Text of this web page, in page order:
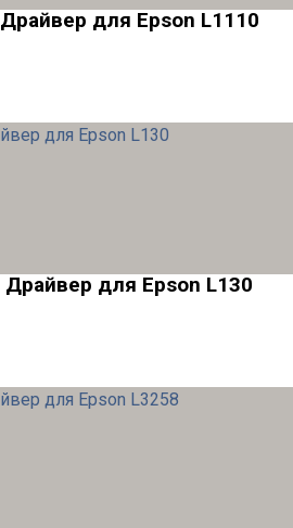
Драйвер для Epson L1110
Драйвер для Epson L130